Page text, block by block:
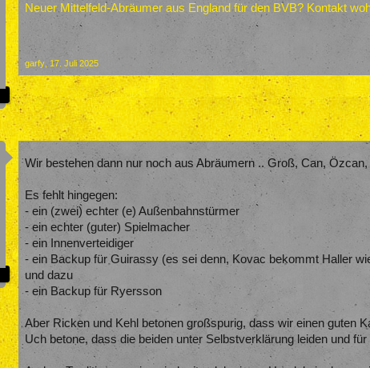
Neuer Mittelfeld-Abräumer aus England für den BVB? Kontakt
garfy 17. Juli 2025
Wir bestehen dann nur noch aus Abräumern .. Groß, Can,
Es fehlt hingegen:
- ein (zwei) echter (e) Außenbahnstürmer
- ein echter (guter) Spielmacher
- ein Innenverteidiger
- ein Backup für Guirassy (es sei denn, Kovac bekommt Haller
und dazu
- ein Backup für Ryersson
Aber Ricken und Kehl betonen großspurig, dass wir einen guten
Uch betone, dass die beiden unter Selbstverklärung leiden und